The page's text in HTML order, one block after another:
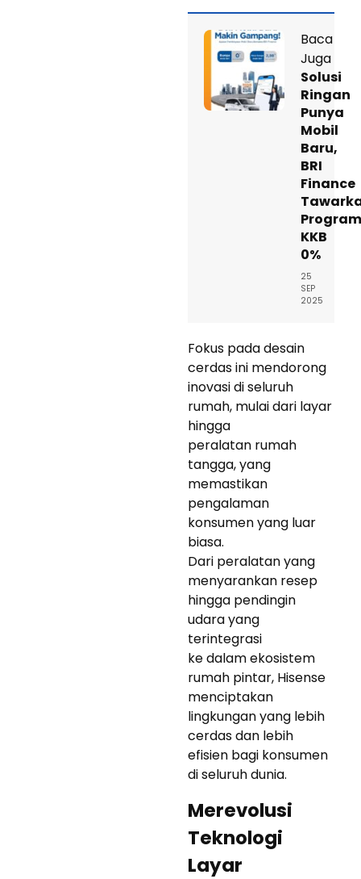
Baca
Juga
Solusi
Ringan
Punya
Mobil
Baru,
BRI
Finance
Program
KKB
0%
25
SEP
2025
Fokus pada desain
cerdas ini mendorong
inovasi di seluruh
rumah, mulai dari layar
hingga
peralatan rumah
tangga, yang
memastikan
pengalaman
konsumen yang luar
biasa.
Dari peralatan yang
menyarankan resep
hingga pendingin
udara yang
terintegrasi
ke dalam ekosistem
rumah pintar, Hisense
menciptakan
lingkungan yang lebih
cerdas dan lebih
efisien bagi konsumen
di seluruh dunia.
Merevolusi
Teknologi
Layar